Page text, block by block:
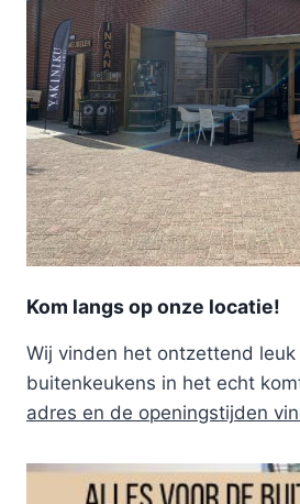
Kom langs op onze locatie!
Wij vinden het ontzettend leuk
buitenkeukens in het echt
adres en de openingstijden